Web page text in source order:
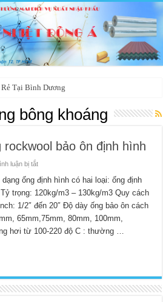
Tại Bình Dương
bông khoáng
rockwool bảo ôn định hình
luận bị tắtở
bông
khoáng
rockwool
ôn
định
hình
ống định hình có hai loại: ống định
trọng: 120kg/m3 – 130kg/m3 Quy cách
1/2″ đến 20″ Độ dày ống bảo ôn cách
65mm,75mm, 80mm, 100mm,
hơi từ 100-220 độ C : thường …